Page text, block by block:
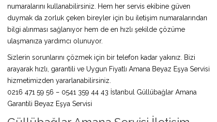
numaralarını kullanabilirsiniz. Hem her servis ekibine güven
duymak da zorluk çeken bireyler için bu iletişim numaralarından
bilgi alınması sağlanıyor hem de en hızlı şekilde çözüme
ulaşmanıza yardımcı olunuyor.
Sizlerin sorunlarını çözmek için bir telefon kadar yakınız. Bizi
arayarak hızlı, garantili ve Uygun Fiyatlı Amana Beyaz Eşya Servisi
hizmetimizden yararlanabilirsiniz.
0216 471 59 56 – 0541 359 44 43 İstanbul Güllübağlar Amana
Garantili Beyaz Eşya Servisi